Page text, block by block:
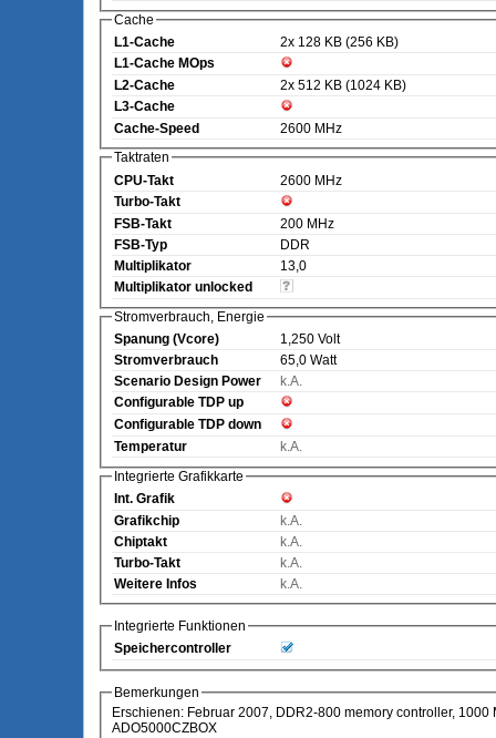
Cache
L1-Cache
2x 128 KB (256 KB)
L1-Cache MOps
L2-Cache
2x 512 KB (1024 KB)
L3-Cache
Cache-Speed
2600 MHz
Taktraten
CPU-Takt
2600 MHz
Turbo-Takt
FSB-Takt
200 MHz
FSB-Typ
DDR
Multiplikator
13,0
Multiplikator unlocked
Stromverbrauch, Energie
Spanung (Vcore)
1,250 Volt
Stromverbrauch
65,0 Watt
Scenario Design Power
k.A.
Configurable TDP up
Configurable TDP down
Temperatur
k.A.
Integrierte Grafikkarte
Int. Grafik
Grafikchip
k.A.
Chiptakt
k.A.
Turbo-Takt
k.A.
Weitere Infos
k.A.
Integrierte Funktionen
Speichercontroller
Bemerkungen
Erschienen: Februar 2007, DDR2-800 memory controller,
ADO5000CZBOX